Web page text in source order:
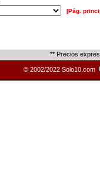
[Pág.
** Precios
© 2002/2022 Solo10.com